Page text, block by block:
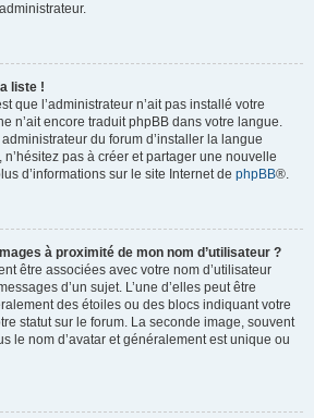
liste !
que l’administrateur n’ait pas installé votre
n’ait encore traduit phpBB dans votre langue.
du forum d’installer la langue
n’hésitez pas à créer et partager une nouvelle
d’informations sur le site Internet de phpBB®.
à proximité de mon nom d’utilisateur ?
être associées avec votre nom d’utilisateur
d’un sujet. L’une d’elles peut être
des étoiles ou des blocs indiquant votre
statut sur le forum. La seconde image, souvent
le nom d’avatar et généralement est unique ou